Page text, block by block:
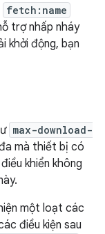
fetch:name
trợ nhấp nháy
khởi động, bạn
max-download-
mà thiết bị có
khiển không
một loạt các
điều kiện sau